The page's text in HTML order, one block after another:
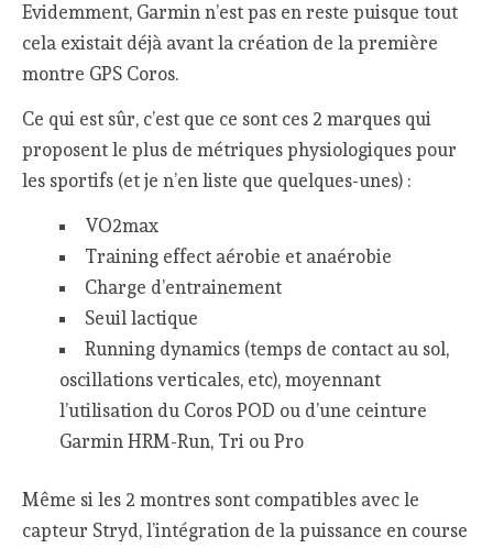
Evidemment, Garmin n’est pas en reste puisque tout
cela existait déjà avant la création de la première
montre GPS Coros.
Ce qui est sûr, c’est que ce sont ces 2 marques qui
proposent le plus de métriques physiologiques pour
les sportifs (et je n’en liste que quelques-unes) :
VO2max
Training effect aérobie et anaérobie
Charge d’entrainement
Seuil lactique
Running dynamics (temps de contact au sol,
oscillations verticales, etc), moyennant
l’utilisation du Coros POD ou d’une ceinture
Garmin HRM-Run, Tri ou Pro
Même si les 2 montres sont compatibles avec le
capteur Stryd, l’intégration de la puissance en course